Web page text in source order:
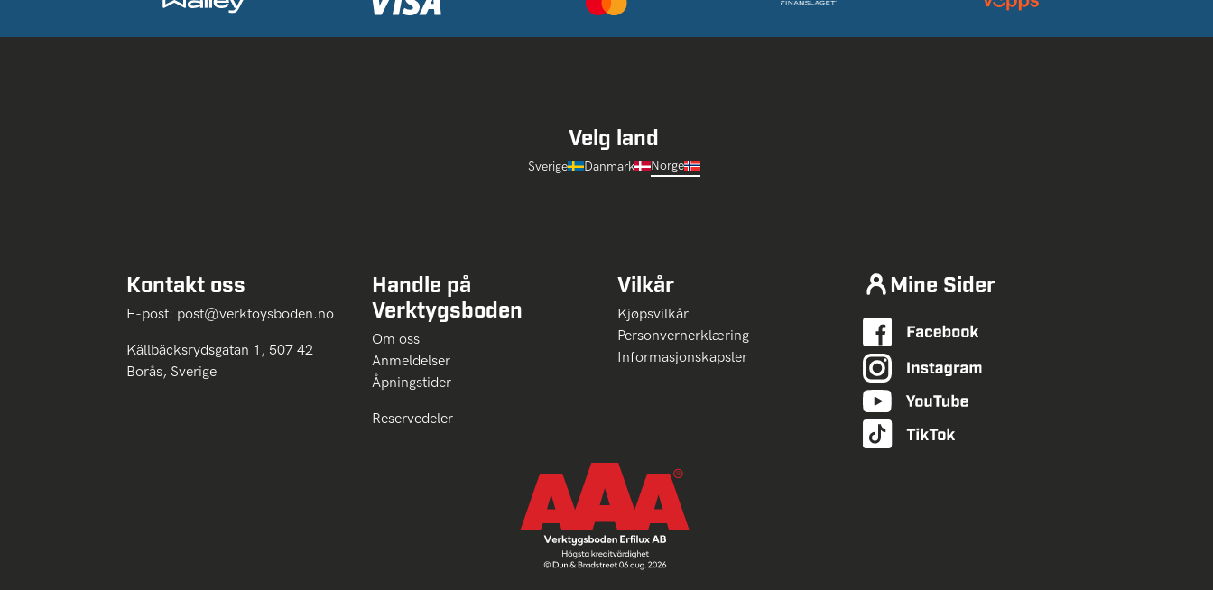
Velg land
Sverige Danmark Norge
Kontakt oss
E-post: post@verktoysboden.no
Källbäcksrydsgatan 1, 507 42
Borås, Sverige
Handle på
Verktygsboden
Om oss
Anmeldelser
Åpningstider
Reservedeler
Vilkår
Kjøpsvilkår
Personvernerklæring
Informasjonskapsler
Mine Sider